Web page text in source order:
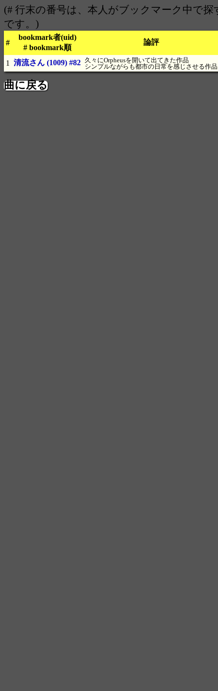
(# 行末の番号は、本人がブックマーク中で探
です。)
#
bookmark者(uid)
# bookmark順
論評
1 清流さん (1009) #82 久々にOrpheusを開いて出てきた作品
シンプルながらも都市の日常を感じさせる作品
曲に戻る